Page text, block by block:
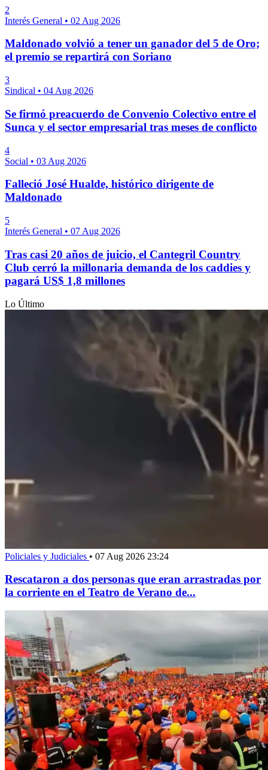
2
Interés General • 02 Aug 2026
Maldonado volvió a tener un ganador del 5 de Oro;
el premio se repartirá con Soriano
3
Sindical • 04 Aug 2026
Se firmó preacuerdo de Convenio Colectivo entre el
Sunca y el sector empresarial tras meses de conflicto
4
Social • 03 Aug 2026
Falleció José Hualde, histórico dirigente de
Maldonado
5
Interés General • 07 Aug 2026
Tras casi 20 años de juicio, el Cantegril Country
Club cerró la millonaria demanda de los caddies y
pagará US$ 1,8 millones
Lo Último
Policiales y Judiciales • 07 Aug 2026 23:24
Rescataron a dos personas que eran arrastradas por
la corriente en el Teatro de Verano de...